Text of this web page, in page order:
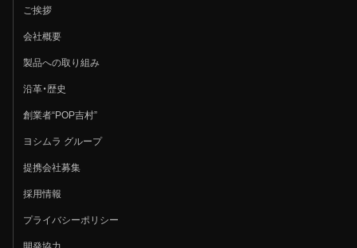
ご挨拶
会社概要
製品への取り組み
沿革・歴史
創業者“POP吉村”
ヨシムラ グループ
提携会社募集
採用情報
プライバシーポリシー